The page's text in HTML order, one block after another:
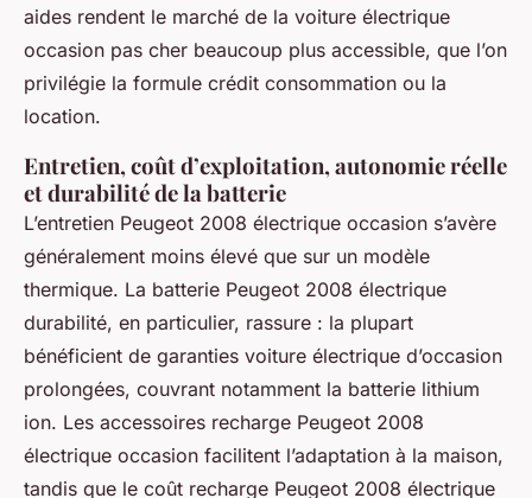
aides rendent le marché de la voiture électrique
occasion pas cher beaucoup plus accessible, que l’on
privilégie la formule crédit consommation ou la
location.
Entretien, coût d’exploitation, autonomie réelle
et durabilité de la batterie
L’entretien Peugeot 2008 électrique occasion s’avère
généralement moins élevé que sur un modèle
thermique. La batterie Peugeot 2008 électrique
durabilité, en particulier, rassure : la plupart
bénéficient de garanties voiture électrique d’occasion
prolongées, couvrant notamment la batterie lithium
ion. Les accessoires recharge Peugeot 2008
électrique occasion facilitent l’adaptation à la maison,
tandis que le coût recharge Peugeot 2008 électrique